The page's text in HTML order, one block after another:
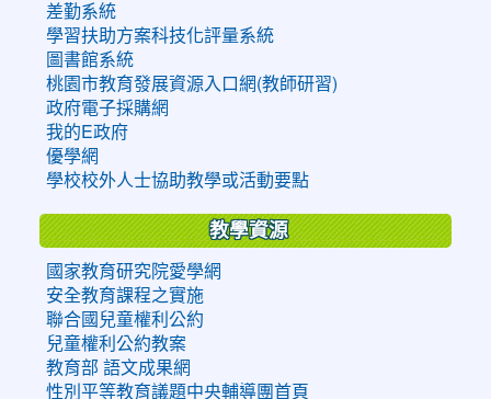
差勤系統
學習扶助方案科技化評量系統
圖書館系統
桃園市教育發展資源入口網(教師研習)
政府電子採購網
我的E政府
優學網
學校校外人士協助教學或活動要點
教學資源
國家教育研究院愛學網
安全教育課程之實施
聯合國兒童權利公約
兒童權利公約教案
教育部 語文成果網
性別平等教育議題中央輔導團首頁